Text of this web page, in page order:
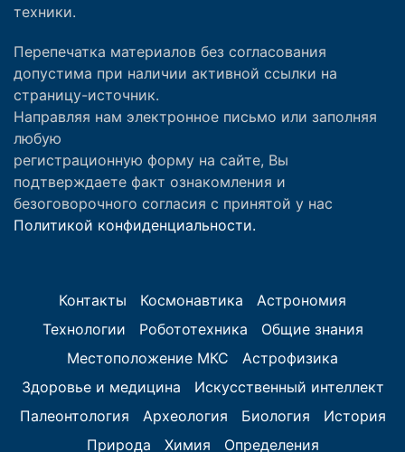
техники.
Перепечатка материалов без согласования
допустима при наличии активной ссылки на
страницу-источник.
Направляя нам электронное письмо или заполняя
любую
регистрационную форму на сайте, Вы
подтверждаете факт ознакомления и
безоговорочного согласия с принятой у нас
Политикой конфиденциальности.
Контакты Космонавтика
Астрономия
Технологии
Робототехника
Общие знания
Местоположение МКС
Астрофизика
Здоровье и медицина
Искусственный интеллект
Палеонтология
Археология Биология
История
Природа
Химия Определения